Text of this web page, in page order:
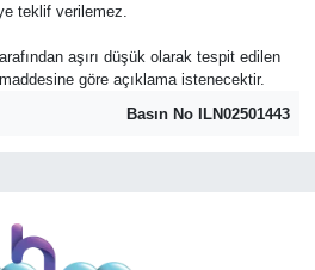
teklif verilemez.
aşırı düşük olarak tespit edilen
göre açıklama istenecektir.
Basın No ILN02501443